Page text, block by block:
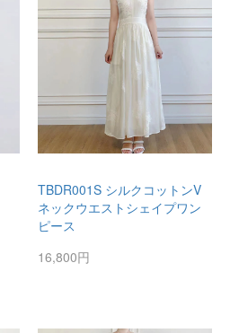
TBDR001S シルクコットンV
ネックウエストシェイプワン
ピース
16,800円